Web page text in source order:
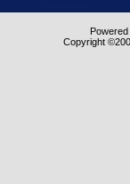
Copyright